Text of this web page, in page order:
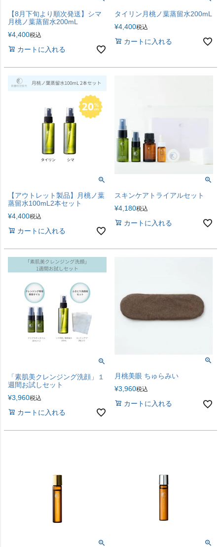
【8月下旬より順次発送】シマ
月桃ノ葉蒸留水200mL
¥4,400税込
カートに入れる
タイリン月桃ノ葉蒸留水200mL
¥4,400税込
カートに入れる
【アウトレット製品】月桃ノ葉
蒸留水100mL2本セット
¥4,400税込
カートに入れる
スキンケアトライアルセット
¥4,180税込
カートに入れる
「素肌美クレンジング洗顔」１
週間お試しセット
¥3,960税込
カートに入れる
月桃美眼 ちゅらみい
¥3,960税込
カートに入れる